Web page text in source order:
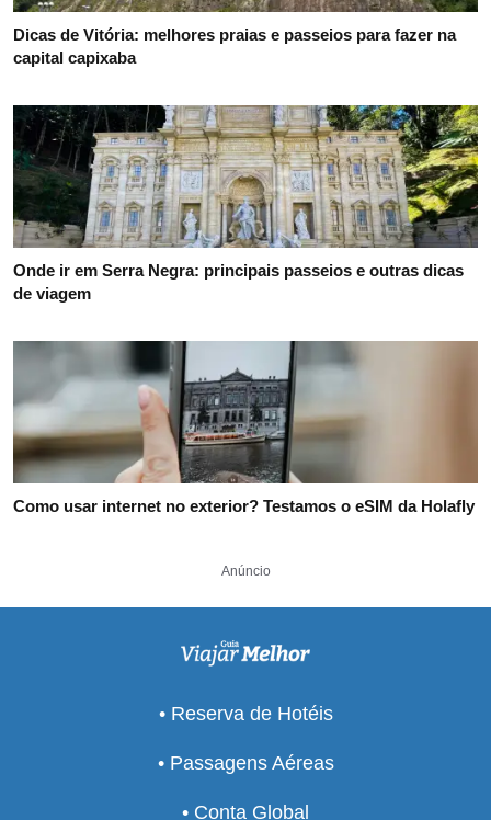
Dicas de Vitória: melhores praias e passeios para fazer na
capital capixaba
Onde ir em Serra Negra: principais passeios e outras dicas
de viagem
Como usar internet no exterior? Testamos o eSIM da Holafly
Anúncio
• Reserva de Hotéis
• Passagens Aéreas
• Conta Global